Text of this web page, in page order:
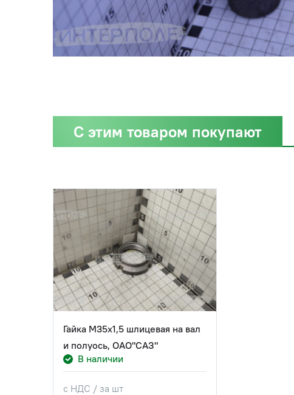
С этим товаром покупают
Гайка М35х1,5 шлицевая на вал
и полуось, ОАО"САЗ"
В наличии
с НДС / за шт